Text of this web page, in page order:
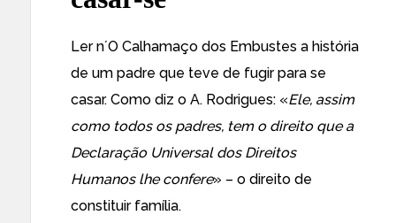
Ler n´O Calhamaço dos Embustes a história
de um padre que teve de fugir para se
casar. Como diz o A. Rodrigues: «Ele, assim
como todos os padres, tem o direito que a
Declaração Universal dos Direitos
Humanos lhe confere» – o direito de
constituir família.